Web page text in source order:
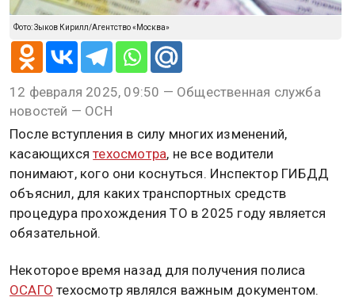
Фото: Зыков Кирилл/Агентство «Москва»
12 февраля 2025, 09:50 — Общественная служба
новостей — ОСН
После вступления в силу многих изменений,
касающихсятехосмотра, не все водители
понимают, кого они коснуться. Инспектор ГИБДД
объяснил, для каких транспортных средств
процедура прохождения ТО в 2025 году является
обязательной.
Некоторое время назад для получения полиса
ОСАГО техосмотр являлся важным документом.